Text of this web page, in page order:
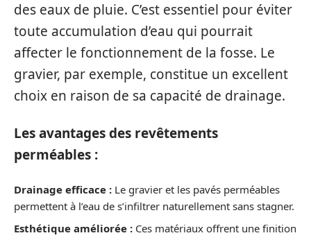
des eaux de pluie. C’est essentiel pour éviter
toute accumulation d’eau qui pourrait
affecter le fonctionnement de la fosse. Le
gravier, par exemple, constitue un excellent
choix en raison de sa capacité de drainage.
Les avantages des revêtements
perméables :
Drainage efficace : Le gravier et les pavés perméables
permettent à l’eau de s’infiltrer naturellement sans stagner.
Esthétique améliorée : Ces matériaux offrent une finition